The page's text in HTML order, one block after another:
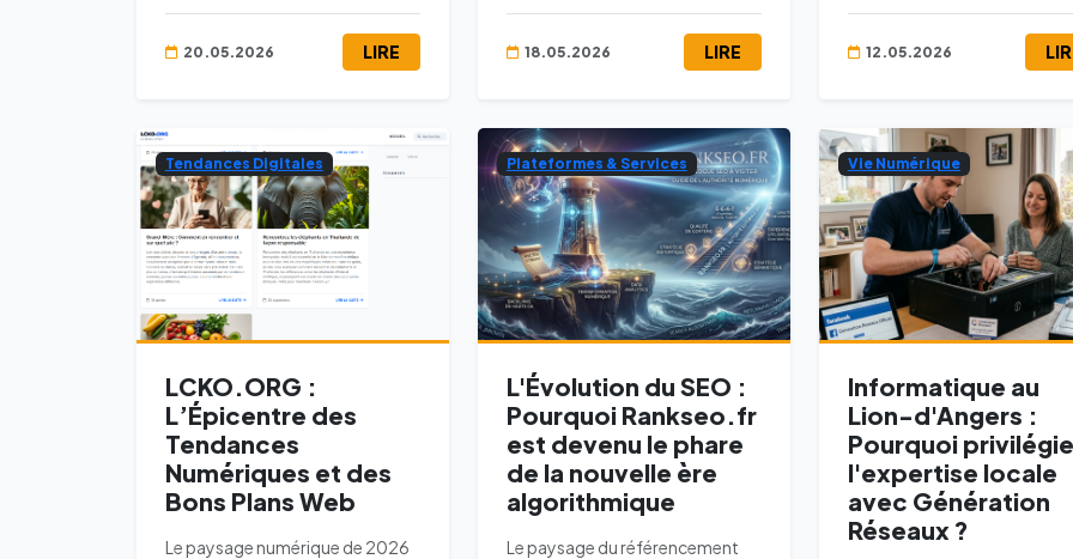
20.05.2026 LIRE 18.05.2026 LIRE 12.05.2026
Tendances Digitales
LCKO.ORG :
L’Épicentre des
Tendances
Numériques et des
Bons Plans Web
Le paysage numérique de 2026
Plateformes & Services
L'Évolution du SEO :
Pourquoi Rankseo.fr
est devenu le phare
de la nouvelle ère
algorithmique
Le paysage du référencement
Vie Numérique
Informatique au
Lion-d'Angers :
Pourquoi
l'expertise locale
avec Génération
Réseaux ?